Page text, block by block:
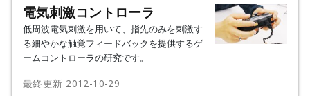
電気刺激コントローラ
低周波電気刺激を用いて、指先のみを刺激す
る細やかな触覚フィードバックを提供するゲ
ームコントローラの研究です。
最終更新 2012-10-29